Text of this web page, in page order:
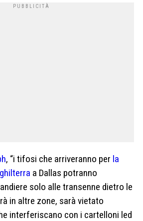
, “i tifosi che arriveranno per la
a Dallas potranno
solo alle transenne dietro le
in altre zone, sarà vietato
interferiscano con i cartelloni led